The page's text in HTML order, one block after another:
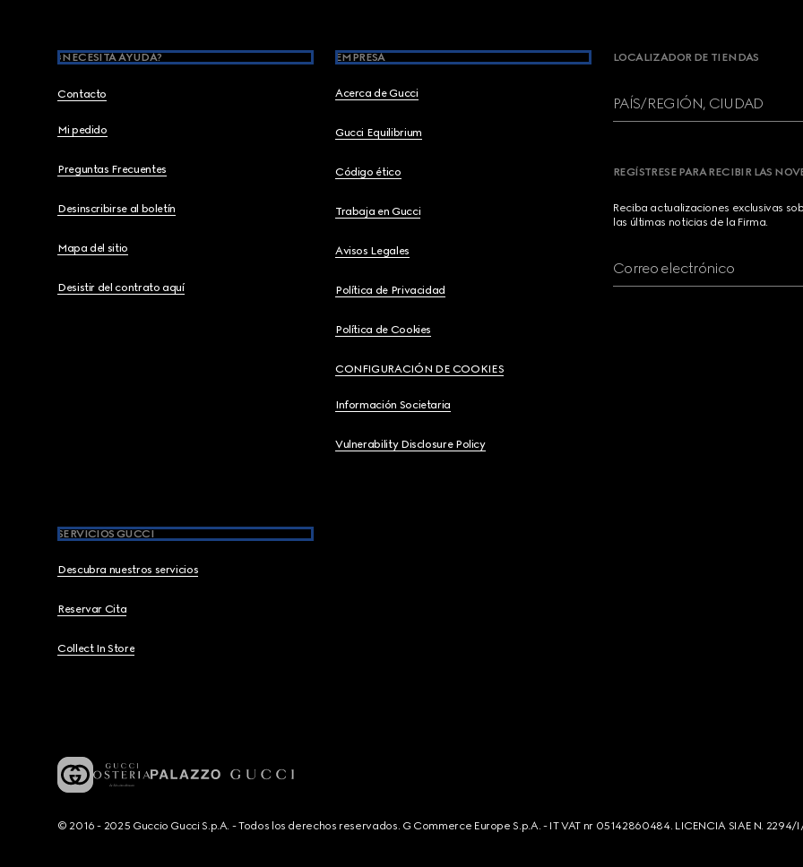
¿NECESITA AYUDA?
Contacto
Mi pedido
Preguntas Frecuentes
Desinscribirse al boletín
Mapa del sitio
Desistir del contrato aquí
EMPRESA
Acerca de Gucci
Gucci Equilibrium
Código ético
Trabaja en Gucci
Avisos Legales
Política de Privacidad
Política de Cookies
CONFIGURACIÓN DE COOKIES
Información Societaria
Vulnerability Disclosure Policy
SERVICIOS GUCCI
Descubra nuestros servicios
Reservar Cita
Collect In Store
LOCALIZADOR DE TIENDAS
PAÍS/REGIÓN, CIUDAD
REGÍSTRESE PARA RECIBIR LAS
Reciba actualizaciones exclusivas
las últimas noticias de la Firma.
Correo electrónico
© 2016 - 2025 Guccio Gucci S.p.A. - Todos los derechos reservados. G Commerce Europe S.p.A. - IT VAT nr 05142860484. LICENCIA SIAE N.